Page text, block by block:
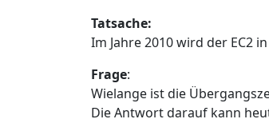
Tatsache:
Im Jahre 2010 wird der EC2
Frage:
Wielange ist die
Die Antwort darauf kann